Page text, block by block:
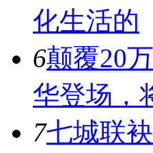
化生活的
6颠覆20
华登场，
7七城联